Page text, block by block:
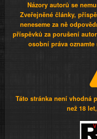
Názory autorů se
Zveřejněné články,
neneseme za ně
příspěvků za porušení
osobní práva
Táto stránka není vhodná
než 18